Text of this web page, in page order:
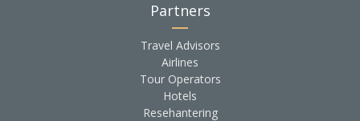
Partners
Travel Advisors
Airlines
Tour Operators
Hotels
Resehantering